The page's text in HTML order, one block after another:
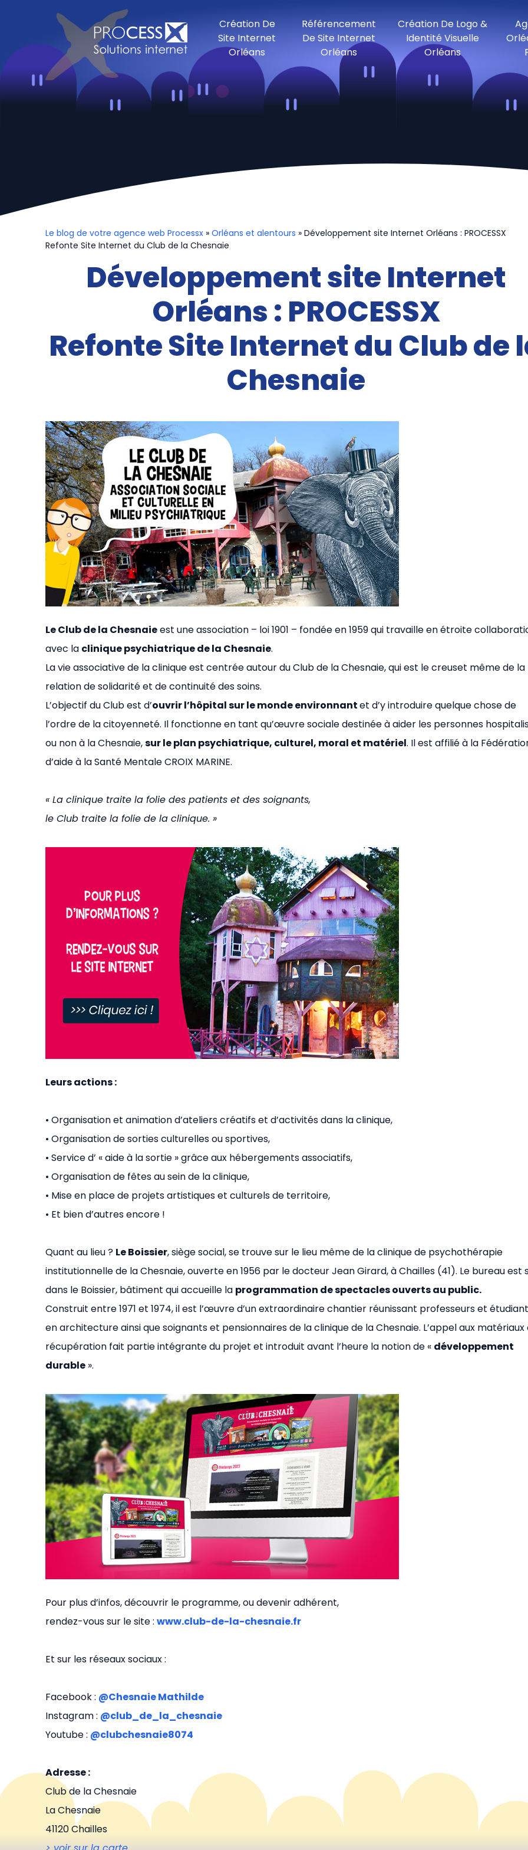
Création De
Site Internet
Orléans
Référencement
De Site Internet
Orléans
Création De Logo &
Identité Visuelle
Orléans
Le blog de votre agence web Processx » Orléans et alentours » Développement site Internet Orléans : PROCESSX
Refonte Site Internet du Club de la Chesnaie
Développement site Internet
Orléans : PROCESSX
Refonte Site Internet du Club de
Chesnaie
Le Club de la Chesnaieest une association – loi 1901 – fondée en 1959 qui travaille en étroite
avec la clinique psychiatrique de la Chesnaie.
La vie associative de la clinique est centrée autour du Club de la Chesnaie, qui est le creuset même de la
relation de solidarité et de continuité des soins.
L’objectif du Club est d’ouvrir l’hôpital sur le monde environnantet d’y introduire quelque chose de
l’ordre de la citoyenneté. Il fonctionne en tant qu’œuvre sociale destinée à aider les personnes
ou non à la Chesnaie,sur le plan psychiatrique, culturel, moral et matériel. Il est affilié à la
d’aide à la Santé Mentale CROIX MARINE.
« La clinique traite la folie des patients et des soignants,
le Club traite la folie de la clinique. »
Leurs actions :
• Organisation et animation d’ateliers créatifs et d’activités dans la clinique,
• Organisation de sorties culturelles ou sportives,
• Service d’ « aide à la sortie » grâce aux hébergements associatifs,
• Organisation de fêtes au sein de la clinique,
• Mise en place de projets artistiques et culturels de territoire,
• Et bien d’autres encore !
Quant au lieu ? Le Boissier, siège social, se trouve sur le lieu même de la clinique de psychothérapie
institutionnelle de la Chesnaie, ouverte en 1956 par le docteur Jean Girard, à Chailles (41). Le bureau est
dans le Boissier, bâtiment qui accueille la programmation de spectacles ouverts au public.
Construit entre 1971 et 1974, il est l’œuvre d’un extraordinaire chantier réunissant professeurs et
en architecture ainsi que soignants et pensionnaires de la clinique de la Chesnaie. L’appel aux matériaux
récupération fait partie intégrante du projet et introduit avant l’heure la notion de « développement
durable ».
Pour plus d’infos, découvrir le programme, ou devenir adhérent,
rendez-vous sur le site : www.club-de-la-chesnaie.fr
Et sur les réseaux sociaux :
Facebook : @Chesnaie Mathilde
Instagram : @club_de_la_chesnaie
Youtube : @clubchesnaie8074
Adresse :
Club de la Chesnaie
La Chesnaie
41120 Chailles